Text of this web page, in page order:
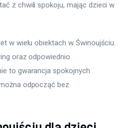
z chwili spokoju, mając dzieci w
w wielu obiektach w Świnoujściu.
oraz odpowiednio
to gwarancja spokojnych
odpocząć bez